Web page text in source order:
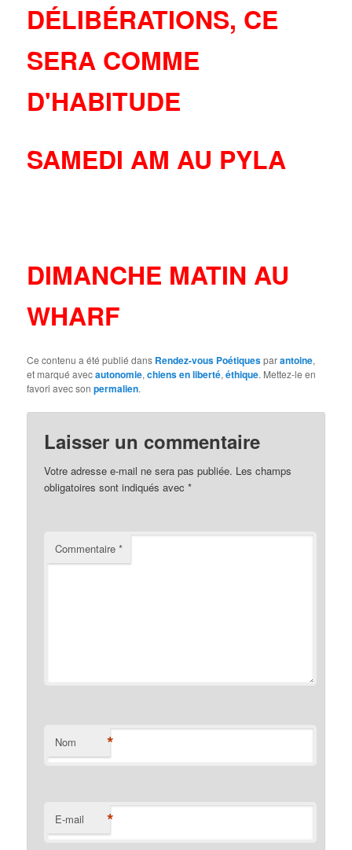
DÉLIBÉRATIONS, CE
SERA COMME
D'HABITUDE
SAMEDI AM AU PYLA
DIMANCHE MATIN AU
WHARF
Ce contenu a été publié dans Rendez-vous Poétiquesparantoine,
et marqué avecautonomie,chiens en liberté,éthique. Mettez-le en
favori avec sonpermalien.
Laisser un commentaire
Votre adresse e-mail ne sera pas publiée. Les champs
obligatoires sont indiqués avec*
Commentaire*
Nom *
E-mail *